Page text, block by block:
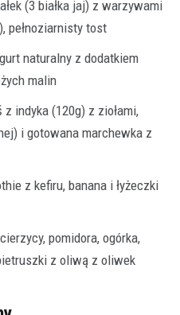
(3 białka jaj) z warzywami
pełnoziarnisty tost
naturalny z dodatkiem
malin
indyka (120g) z ziołami,
i gotowana marchewka z
z kefiru, banana i łyżeczki
pomidora, ogórka,
z oliwą z oliwek